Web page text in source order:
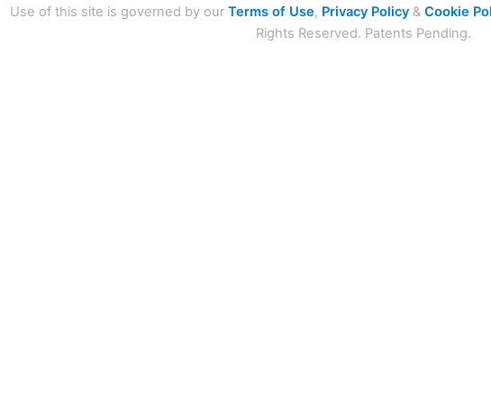
Use of this site is governed by our Terms of Use, Privacy Policy& Cookie
Rights Reserved. Patents Pending.